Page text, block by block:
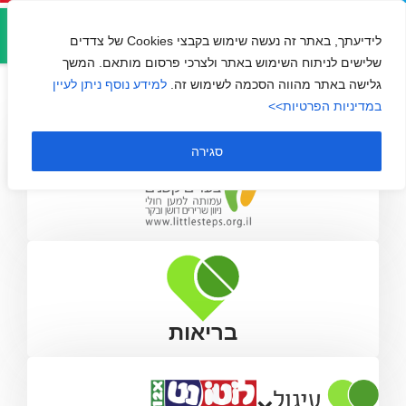
לידיעתך, באתר זה נעשה שימוש בקבצי Cookies של צדדים
שלישים לניתוח השימוש באתר ולצרכי פרסום מותאם. המשך
גלישה באתר מהווה הסכמה לשימוש זה. למידע נוסף ניתן לעיין
במדיניות הפרטיות>>
סגירה
צעדים קטנים
בריאות